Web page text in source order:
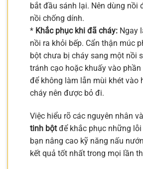
bắt đầu sánh lại. Nên dùng nồi
nồi chống dính.
* Khắc phục khi đã cháy: Ngay
nồi ra khỏi bếp. Cẩn thận múc
bột chưa bị cháy sang một nồi
tránh cạo hoặc khuấy vào
để không làm lẫn mùi khét vào
cháy nên được bỏ đi.
Việc hiểu rõ các nguyên nhân và
tinh bộtđể khắc phục những lỗi
bạn nâng cao kỹ năng nấu
kết quả tốt nhất trong mọi lần